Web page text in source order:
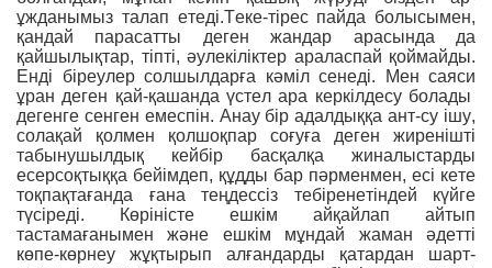
ұжданымыз талап етеді.Теке-тірес пайда болысымен,
қандай парасатты деген жандар арасында да
қайшылықтар, тіпті, əулекіліктер араласпай қоймайды.
Енді біреулер солшылдарға кəміл сенеді. Мен саяси
ұран деген қай-қашанда үстел ара керкілдесу болады
дегенге сенген емеспін. Анау бір адалдыққа ант-су ішу,
солақай қолмен қолшоқпар соғуға деген жиренішті
табынушылдық кейбір басқалқа жиналыстарды
есерсоқтыққа бейімдеп, құдды бар пəрменмен, есі кете
тоқпақтағанда ғана теңдессіз тебіренетіндей күйге
түсіреді. Көріністе ешкім айқайлап айтып
тастамағанымен жəне ешкім мұндай жаман əдетті
көпе-көрнеу жұқтырып алғандарды қатардан шарт-